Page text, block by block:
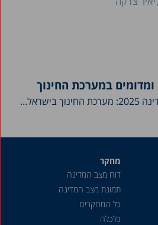
במערכת החינוך
מחקר
דוח מצב המדינה
תמונת מצב המדינה
כל המחקרים
כלכלה